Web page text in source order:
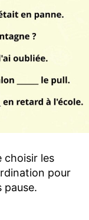
choisir les
pour
pause.